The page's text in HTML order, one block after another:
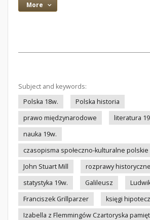
More
Subject and keywords:
Polska 18w.
Polska historia
prawo międzynarodowe
literatura
nauka 19w.
czasopisma społeczno-kulturalne polskie
John Stuart Mill
rozprawy historyczne
statystyka 19w.
Galileusz
Franciszek Grillparzer
księgi
Izabella z Flemmingów Czartoryska